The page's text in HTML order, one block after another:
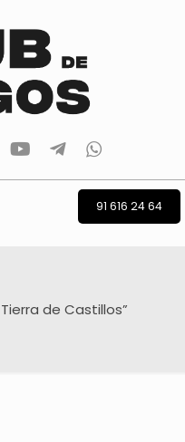
YoutubeTelegramwhatsapp
91 616 24 64
de Castillos”